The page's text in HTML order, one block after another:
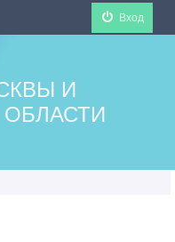
Вход
И